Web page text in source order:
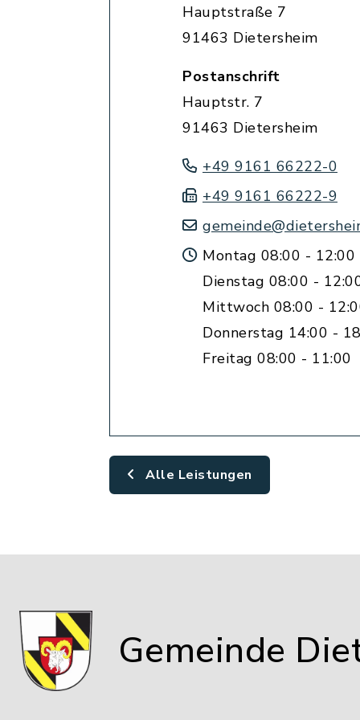
Hauptstraße 7
91463 Dietersheim
Postanschrift
Hauptstr. 7
91463 Dietersheim
+49 9161 66222-0
+49 9161 66222-9
Montag 08:00 - 12:00
Dienstag 08:00 -
Mittwoch 08:00 -
Donnerstag 14:00 -
Freitag 08:00 - 11:00
Alle Leistungen
Gemeinde